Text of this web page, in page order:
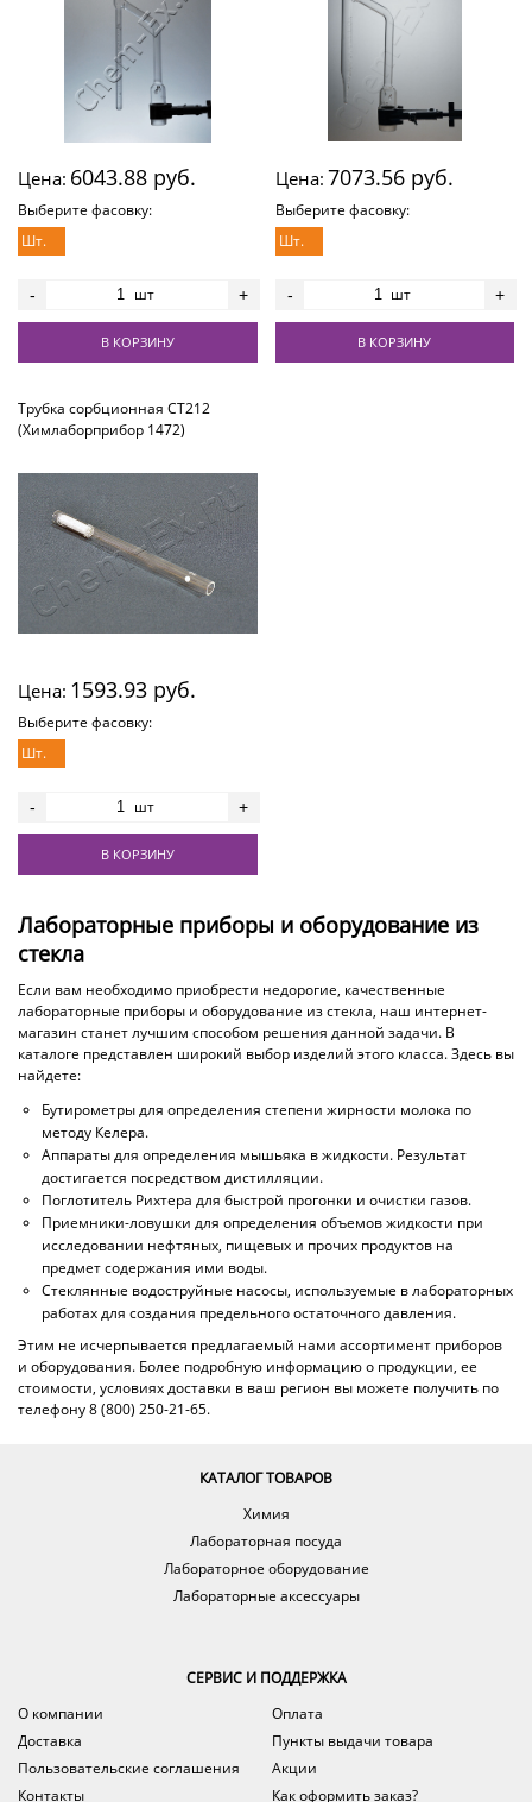
Цена: 6043.88 руб.
Выберите фасовку:
Шт.
- шт +
В КОРЗИНУ
Цена: 7073.56 руб.
Выберите фасовку:
Шт.
- шт +
В КОРЗИНУ
Трубка сорбционная СТ212
(Химлаборприбор 1472)
Цена: 1593.93 руб.
Выберите фасовку:
Шт.
- шт +
В КОРЗИНУ
Лабораторные приборы и оборудование из
стекла
Если вам необходимо приобрести недорогие, качественные
лабораторные приборы и оборудование из стекла, наш интернет-
магазин станет лучшим способом решения данной задачи. В
каталоге представлен широкий выбор изделий этого класса. Здесь вы
найдете:
Бутирометры для определения степени жирности молока по
методу Келера.
Аппараты для определения мышьяка в жидкости. Результат
достигается посредством дистилляции.
Поглотитель Рихтера для быстрой прогонки и очистки газов.
Приемники-ловушки для определения объемов жидкости при
исследовании нефтяных, пищевых и прочих продуктов на
предмет содержания ими воды.
Стеклянные водоструйные насосы, используемые в лабораторных
работах для создания предельного остаточного давления.
Этим не исчерпывается предлагаемый нами ассортимент приборов
и оборудования. Более подробную информацию о продукции, ее
стоимости, условиях доставки в ваш регион вы можете получить по
телефону 8 (800) 250-21-65.
КАТАЛОГ ТОВАРОВ
Химия
Лабораторная посуда
Лабораторное оборудование
Лабораторные аксессуары
СЕРВИС И ПОДДЕРЖКА
О компании
Оплата
Доставка
Пункты выдачи товара
Пользовательские соглашения
Акции
Контакты
Как оформить заказ?